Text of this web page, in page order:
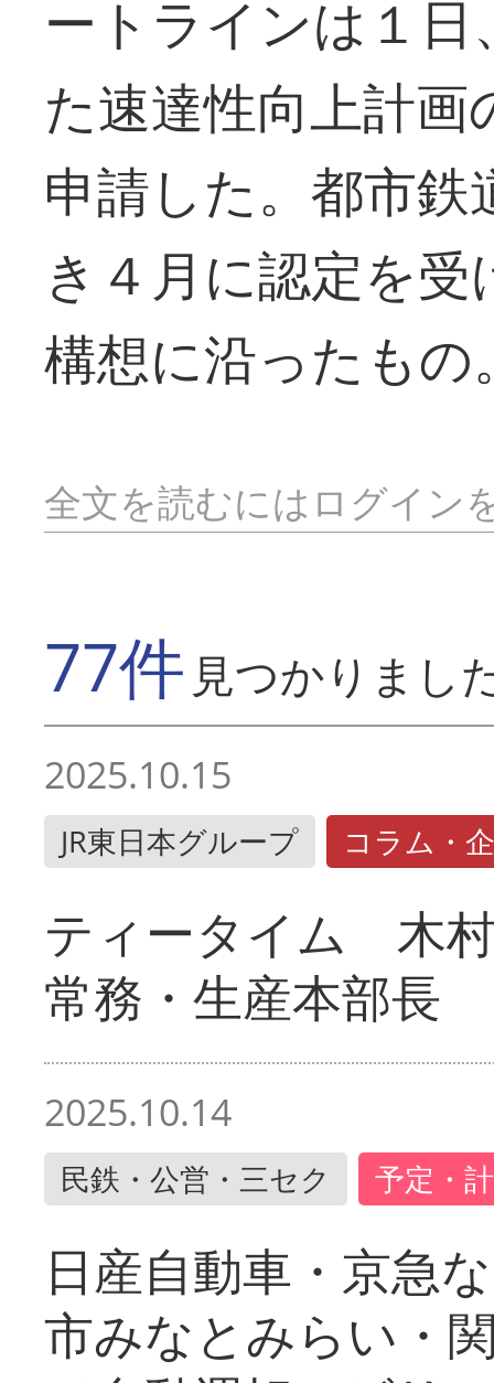
ートラインは１
た速達性向上計
申請した。都市
き４月に認定を
構想に沿ったもの
全文を読むにはログイン
77件 見つかりまし
2025.10.15
JR東日本グループ コラム・
ティータイム 木
常務・生産本部長
2025.10.14
民鉄・公営・三セク 予定・
日産自動車・京急
市みなとみらい・